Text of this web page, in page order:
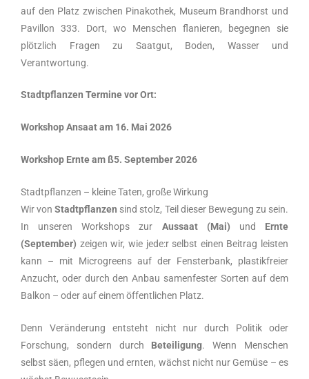
auf den Platz zwischen Pinakothek, Museum Brandhorst und
Pavillon 333. Dort, wo Menschen flanieren, begegnen sie
plötzlich Fragen zu Saatgut, Boden, Wasser und
Verantwortung.
Stadtpflanzen Termine vor Ort:
Workshop Ansaat am 16. Mai 2026
Workshop Ernte am ß5. September 2026
Stadtpflanzen – kleine Taten, große Wirkung
Wir vonStadtpflanzen sind stolz, Teil dieser Bewegung zu sein.
In unseren Workshops zur Aussaat (Mai) und Ernte
(September) zeigen wir, wie jede:r selbst einen Beitrag leisten
kann – mit Microgreens auf der Fensterbank, plastikfreier
Anzucht, oder durch den Anbau samenfester Sorten auf dem
Balkon – oder auf einem öffentlichen Platz.
Denn Veränderung entsteht nicht nur durch Politik oder
Forschung, sondern durch Beteiligung. Wenn Menschen
selbst säen, pflegen und ernten, wächst nicht nur Gemüse – es